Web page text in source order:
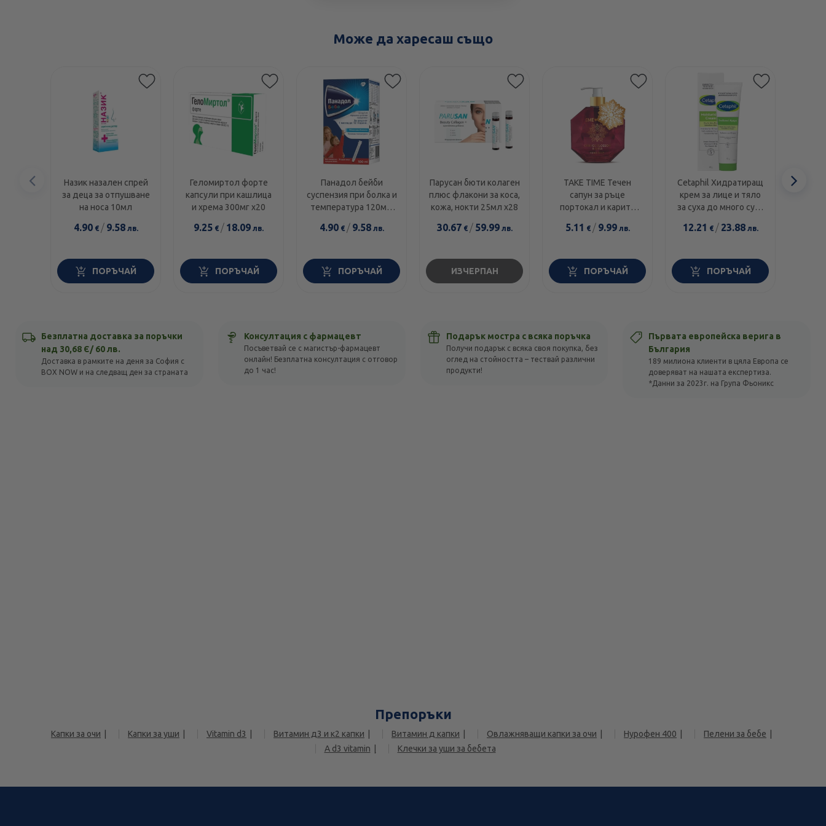
Може да харесаш също
Назик назален спрей
за деца за отпушване
на носа 10мл
4.90€ / 9.58лв.
ПОРЪЧАЙ
Геломиртол форте
капсули при кашлица
и хрема 300мг х20
9.25 € / 18.09 лв.
ПОРЪЧАЙ
Панадол бейби
суспензия при болка и
температура 120мг/
4.90€ / 9.58лв.
ПОРЪЧАЙ
Парусан бюти колаген
плюс флакони за коса,
кожа, нокти 25мл х28
30.67 € / 59.99лв.
ИЗЧЕРПАН
TAKE TIME Течен
сапун за ръце
портокал и карите
5.11 € / 9.99лв.
ПОРЪЧАЙ
Cetaphil Хидратиращ
крем за лице и тяло
за суха до много суха
100г
12.21 € / 23.88лв.
ПОРЪЧАЙ
Предишен
елемент
Безплатна доставка за поръчки
над 30,68 Є/ 60 лв.
Доставка в рамките на деня за София с
BOX NOW и на следващ ден за страната
Консултация с фармацевт
Посъветвай се с магистър-фармацевт
онлайн! Безплатна консултация с отговор
до 1 час!
Подарък мостра с всяка поръчка
Получи подарък с всяка своя покупка, без
оглед на стойността – тествай различни
продукти!
Първата европейска верига в
България
189 милиона клиенти в цяла Европа се
доверяват на нашата експертиза.
*Данни за 2023г. на Група Фьоникс
Препоръки
Капки за очи Капки за уши Vitamin d3 Витамин д3 и к2 капки Витамин д капки Овлажняващи капки за очи Нурофен 400
Пелени за бебе
A d3 vitamin
Клечки за уши за бебета